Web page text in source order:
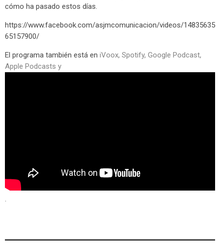
cómo ha pasado estos días.
https://www.facebook.com/asjmcomunicacion/videos/14835635
65157900/
El programa también está en iVoox, Spotify, Google Podcast,
Apple Podcasts y
.